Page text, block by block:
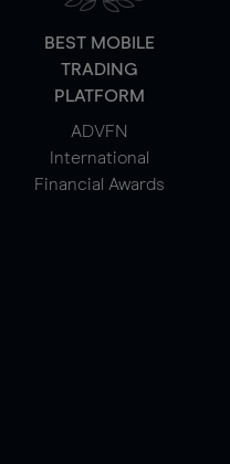
BEST MOBILE
TRADING
PLATFORM
ADVFN
International
Financial Awards